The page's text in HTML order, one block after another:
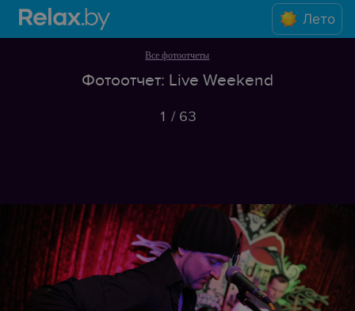
Лето
Все фотоотчеты
Фотоотчет: Live Weekend
1 / 63